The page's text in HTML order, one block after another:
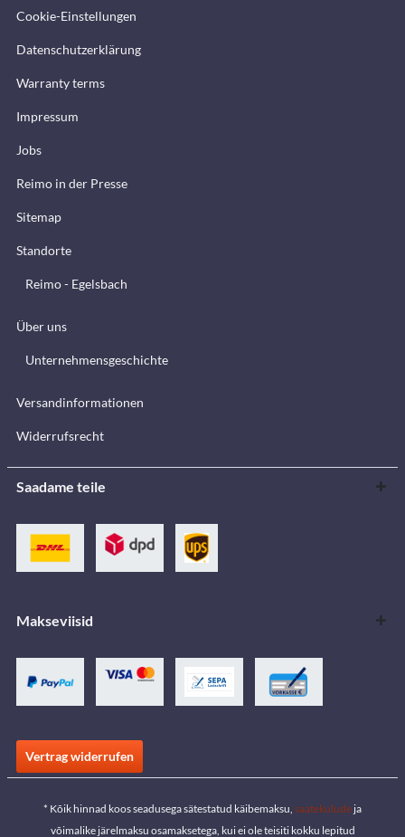
Cookie-Einstellungen
Datenschutzerklärung
Warranty terms
Impressum
Jobs
Reimo in der Presse
Sitemap
Standorte
Reimo - Egelsbach
Über uns
Unternehmensgeschichte
Versandinformationen
Widerrufsrecht
Saadame teile
Makseviisid
Vertrag widerrufen
* Kõik hinnad koos seadusega sätestatud käibemaksu, saatekulude ja
võimalike järelmaksu osamaksetega, kui ei ole teisiti kokku lepitud